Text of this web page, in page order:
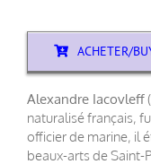
ACHETER/
Alexandre Iacovleff
naturalisé français,
officier de marine, il
beaux-arts de